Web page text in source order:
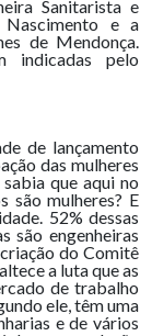
Sanitarista e
e a
de Mendonça.
indicadas pelo
de lançamento
das mulheres
que aqui no
são mulheres? E
52% dessas
são engenheiras
do Comitê
a luta que as
de trabalho
ele, têm uma
e de vários